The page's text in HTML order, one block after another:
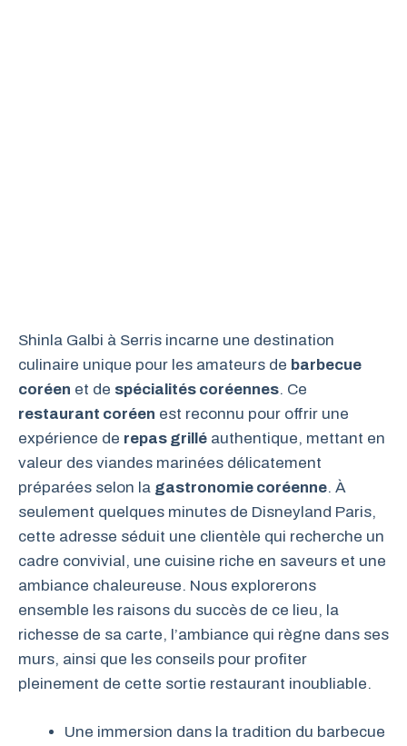
Shinla Galbi à Serris incarne une destination
culinaire unique pour les amateurs de barbecue
coréen et de spécialités coréennes. Ce
restaurant coréen est reconnu pour offrir une
expérience de repas grillé authentique, mettant en
valeur des viandes marinées délicatement
préparées selon la gastronomie coréenne. À
seulement quelques minutes de Disneyland Paris,
cette adresse séduit une clientèle qui recherche un
cadre convivial, une cuisine riche en saveurs et une
ambiance chaleureuse. Nous explorerons
ensemble les raisons du succès de ce lieu, la
richesse de sa carte, l’ambiance qui règne dans ses
murs, ainsi que les conseils pour profiter
pleinement de cette sortie restaurant inoubliable.
Une immersion dans la tradition du barbecue